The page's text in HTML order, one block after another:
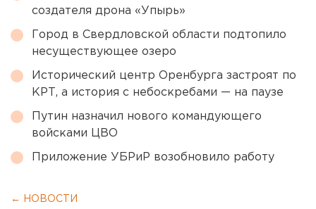
создателя дрона «Упырь»
Город в Свердловской области подтопило
несуществующее озеро
Исторический центр Оренбурга застроят по
КРТ, а история с небоскребами — на паузе
Путин назначил нового командующего
войсками ЦВО
Приложение УБРиР возобновило работу
← НОВОСТИ